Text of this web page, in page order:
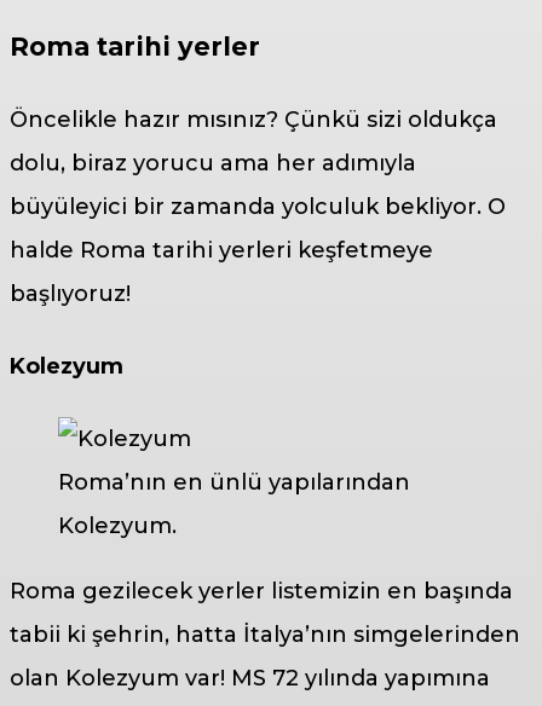
Roma tarihi yerler
Öncelikle hazır mısınız? Çünkü sizi oldukça
dolu, biraz yorucu ama her adımıyla
büyüleyici bir zamanda yolculuk bekliyor. O
halde Roma tarihi yerleri keşfetmeye
başlıyoruz!
Kolezyum
Roma’nın en ünlü yapılarından
Kolezyum.
Roma gezilecek yerler listemizin en başında
tabii ki şehrin, hatta İtalya’nın simgelerinden
olan Kolezyum var! MS 72 yılında yapımına